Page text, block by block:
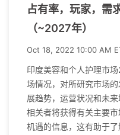
占有率，玩家，需
（~2027年）
Oct 18, 2022 10:00 AM
印度美容和个人护理市
场情况，对所研究市场
展趋势，运营状况和未
相关者将获得有关主要
机遇的信息，这有助于